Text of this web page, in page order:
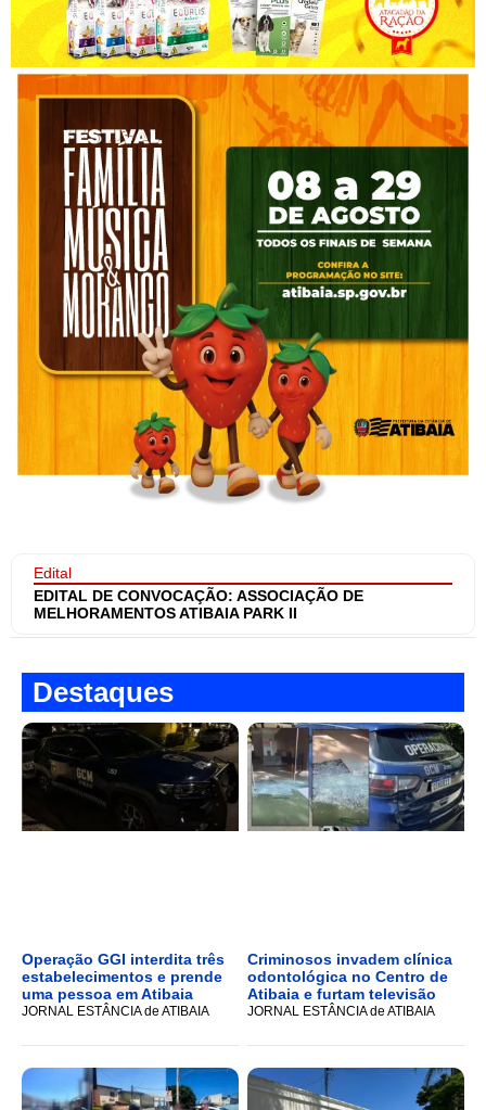
Edital
EDITAL DE CONVOCAÇÃO: ASSOCIAÇÃO DE
MELHORAMENTOS ATIBAIA PARK II
Destaques
Operação GGI interdita três
estabelecimentos e prende
uma pessoa em Atibaia
JORNAL ESTÂNCIA de ATIBAIA
Criminosos invadem clínica
odontológica no Centro de
Atibaia e furtam televisão
JORNAL ESTÂNCIA de ATIBAIA